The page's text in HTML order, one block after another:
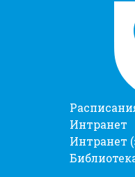
Интранет
Интранет